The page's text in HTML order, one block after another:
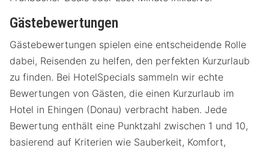
Gästebewertungen
Gästebewertungen spielen eine entscheidende Rolle
dabei, Reisenden zu helfen, den perfekten Kurzurlaub
zu finden. Bei HotelSpecials sammeln wir echte
Bewertungen von Gästen, die einen Kurzurlaub im
Hotel in Ehingen (Donau) verbracht haben. Jede
Bewertung enthält eine Punktzahl zwischen 1 und 10,
basierend auf Kriterien wie Sauberkeit, Komfort,